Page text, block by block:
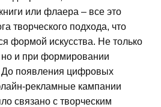
или флаера – все это
творческого подхода, что
формой искусства. Не только
но и при формировании
До появления цифровых
рекламные кампании
связано с творческим